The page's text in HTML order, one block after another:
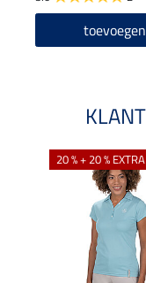
toevoegen
20 % + 20 % EXTRA